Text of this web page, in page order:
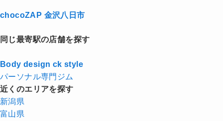
chocoZAP 金沢八日市
同じ最寄駅の店舗を探す
Body design ck style
パーソナル専門ジム
近くのエリアを探す
新潟県
富山県